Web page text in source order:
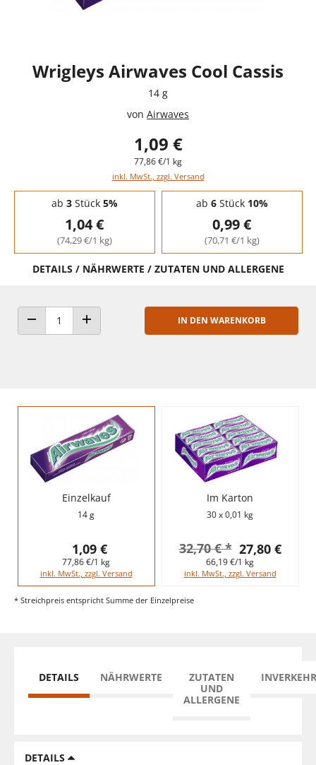
Wrigleys Airwaves Cool Cassis
14 g
von Airwaves
1,09 €
77,86 €/1 kg
inkl. MwSt., zzgl. Versand
Staffelpreise - Mengenrabatt
ab 3Stück 5%
1,04 €
(74,29 €/1 kg)
ab 6Stück 10%
0,99 €
(70,71 €/1 kg)
DETAILS / NÄHRWERTE / ZUTATEN UND ALLERGENE
ANZAHL VERRINGERNANZAHL ERHÖHEN
IN DEN WARENKORB
Einzelkauf
14 g
1,09 €
77,86 €/1 kg
inkl. MwSt., zzgl. Versand
Im Karton
30 x 0,01 kg
27,80 €
32,70 € *
66,19 €/1 kg
inkl. MwSt., zzgl. Versand
* Streichpreis entspricht Summe der Einzelpreise
DETAILS NÄHRWERTE
ZUTATEN
UND
ALLERGENE
DETAILS